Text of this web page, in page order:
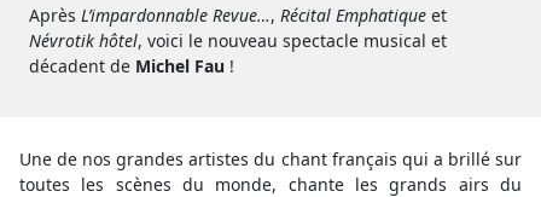
Après L’impardonnable Revue…, Récital Emphatique et
Névrotik hôtel, voici le nouveau spectacle musical et
décadent de Michel Fau !
Une de nos grandes artistes du chant français qui a brillé sur
toutes les scènes du monde, chante les grands airs du